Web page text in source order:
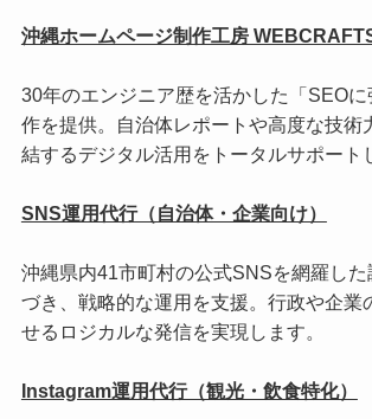
沖縄ホームページ制作工房
30年のエンジニア歴を活かした「SEO
作を提供。自治体レポートや高度な技術
結するデジタル活用をトータルサポート
SNS運用代行（自治体・企業向け）
沖縄県内41市町村の公式SNSを網羅し
づき、戦略的な運用を支援。行政や企業
せるロジカルな発信を実現します。
Instagram運用代行（観光・飲食特化）